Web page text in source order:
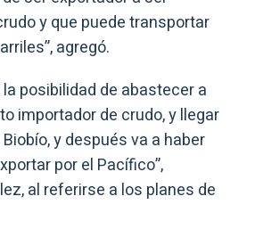
y que puede transportar
agregó.
la posibilidad de abastecer a
importador de crudo, y llegar
y después va a haber
por el Pacífico”,
al referirse a los planes de